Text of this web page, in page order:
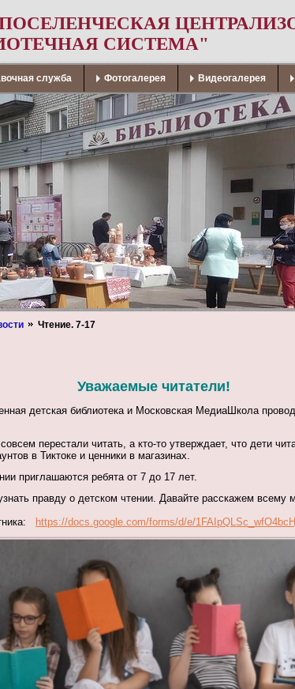
СИСТЕМА"
служба Фотогалерея Видеогалерея
Чтение. 7-17
Уважаемые читатели!
детская библиотека и Московская МедиаШкола
совсем перестали читать, а кто-то утверждает, что дети
в Тиктоке и ценники в магазинах.
приглашаются ребята от 7 до 17 лет.
правду о детском чтении. Давайте расскажем всему
https://docs.google.com/forms/d/e/